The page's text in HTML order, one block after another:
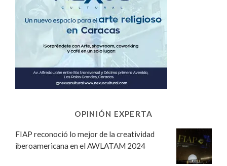
OPINIÓN EXPERTA
FIAP reconoció lo mejor de la creatividad
iberoamericana en el AWLATAM 2024